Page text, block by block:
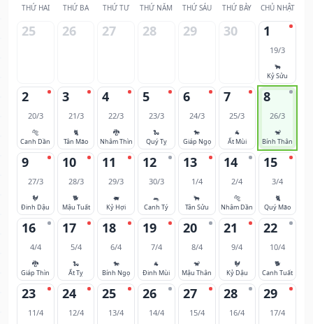
THỨ HAI THỨ BA THỨ TƯ THỨ NĂM THỨ SÁU THỨ BẢY CHỦ NHẬT
25 26 27 28 29 30 1
19/3
🐂
Kỷ Sửu
2
20/3
🐅
Canh Dần
3
21/3
🐈
Tân Mão
4
22/3
🐉
Nhâm Thìn
5
23/3
🐍
Quý Tỵ
6
24/3
🐎
Giáp Ngọ
7
25/3
🐐
Ất Mùi
8
26/3
🐒
Bính Thân
9
27/3
🐓
Đinh Dậu
10
28/3
🐕
Mậu Tuất
11
29/3
🐖
Kỷ Hợi
12
30/3
🐀
Canh Tý
13
1/4
🐂
Tân Sửu
14
2/4
🐅
Nhâm Dần
15
3/4
🐈
Quý Mão
16
4/4
🐉
Giáp Thìn
17
5/4
🐍
Ất Tỵ
18
6/4
🐎
Bính Ngọ
19
7/4
🐐
Đinh Mùi
20
8/4
🐒
Mậu Thân
21
9/4
🐓
Kỷ Dậu
22
10/4
🐕
Canh Tuất
23
11/4
24
12/4
25
13/4
26
14/4
27
15/4
28
16/4
29
17/4